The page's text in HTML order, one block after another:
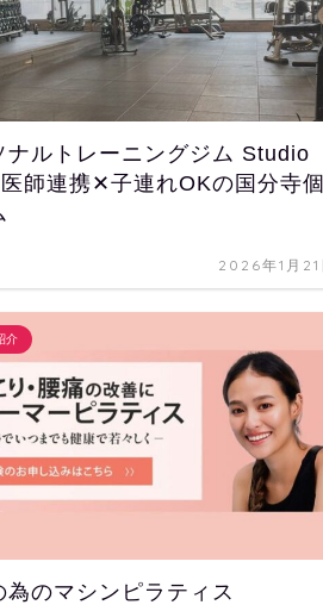
ナルトレーニングジム Studio
師連携✕子連れOKの国分寺個
2026年1月21
介
為のマシンピラティス